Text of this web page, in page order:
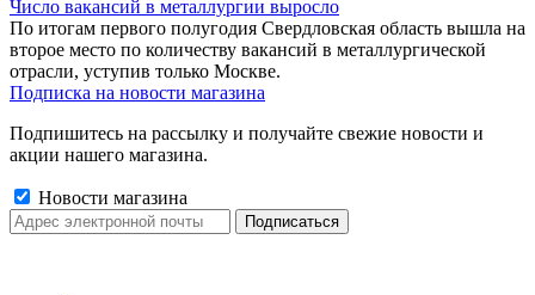
Число вакансий в металлургии выросло
По итогам первого полугодия Свердловская область вышла на
второе место по количеству вакансий в металлургической
отрасли, уступив только Москве.
Подписка на новости магазина
Подпишитесь на рассылку и получайте свежие новости и
акции нашего магазина.
Новости магазина